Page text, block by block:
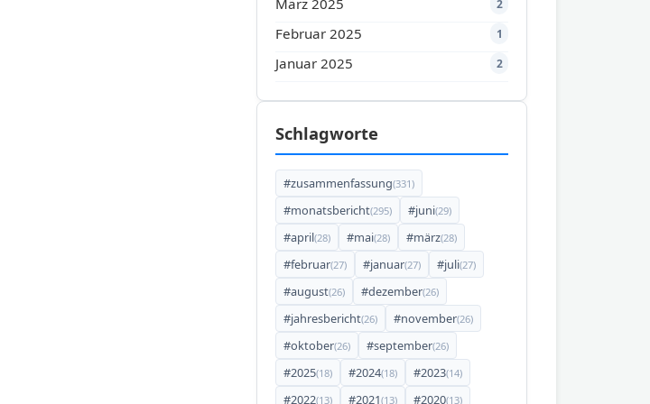
März 2025 2
Februar 2025 1
Januar 2025 2
Schlagworte
#zusammenfassung(331)
#monatsbericht(295) #juni(29)
#april(28) #mai(28) #märz(28)
#februar(27) #januar(27) #juli(27)
#august(26) #dezember(26)
#jahresbericht(26) #november(26)
#oktober(26) #september(26)
#2025(18) #2024(18) #2023(14)
#2022(13) #2021(13) #2020(13)